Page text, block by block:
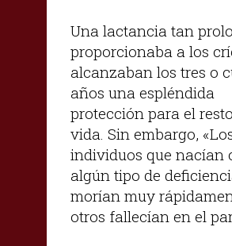
Una lactancia tan
proporcionaba a los
alcanzaban los tres o
años una espléndida
protección para el
vida. Sin embargo,
individuos que nacían
algún tipo de
morían muy
otros fallecían en el